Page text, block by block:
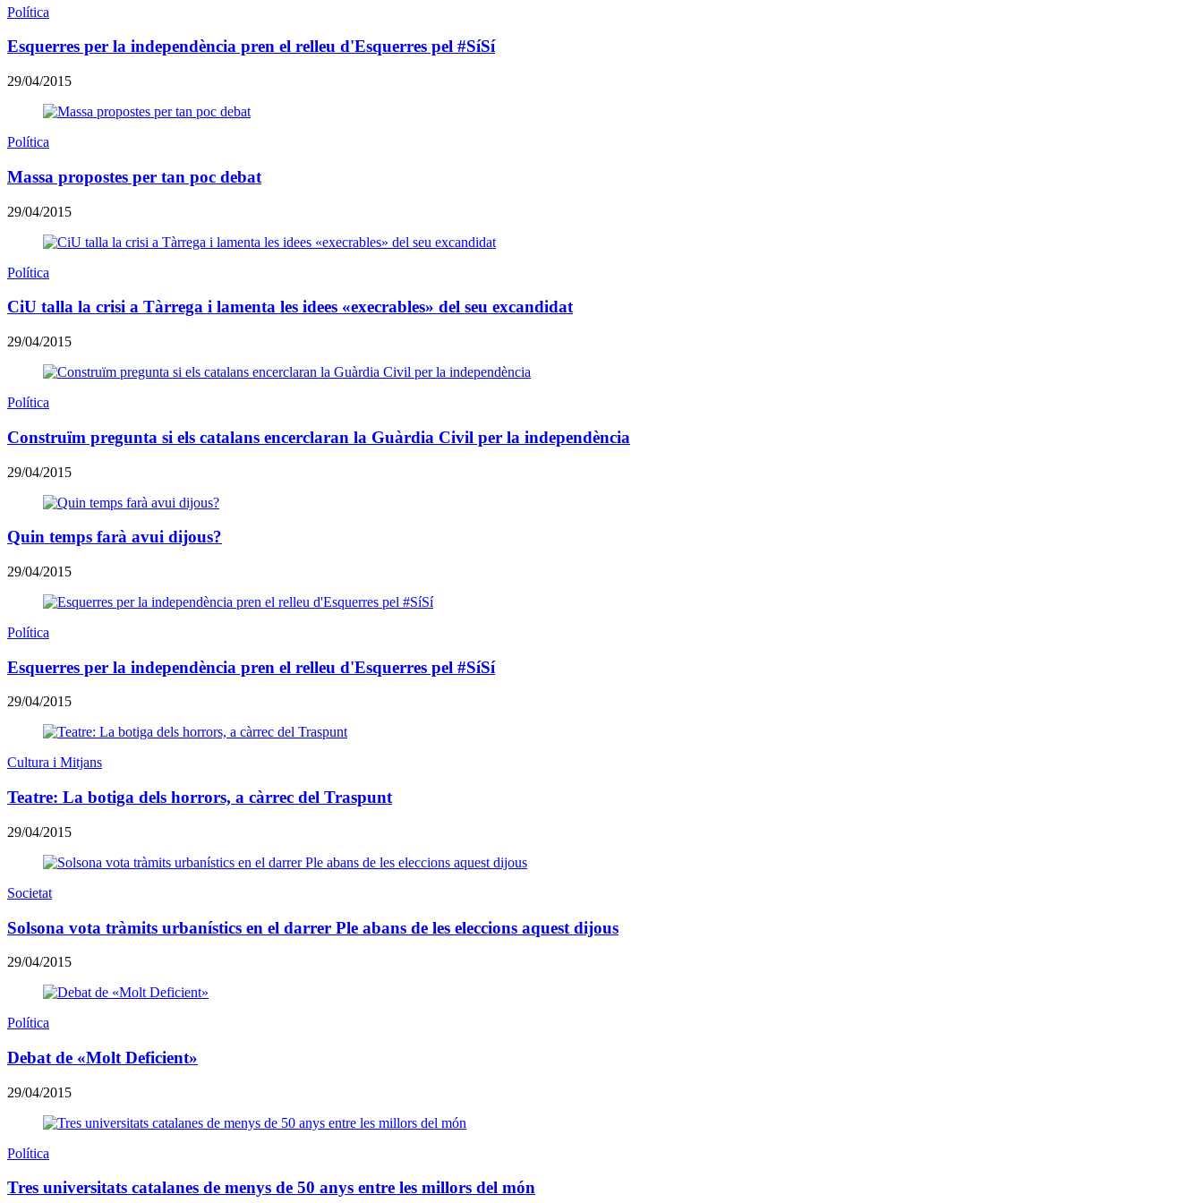
Política
Esquerres per la independència pren el relleu d'Esquerres pel #SíSí
29/04/2015
Política
Massa propostes per tan poc debat
29/04/2015
Política
CiU talla la crisi a Tàrrega i lamenta les idees «execrables» del seu excandidat
29/04/2015
Política
Construïm pregunta si els catalans encerclaran la Guàrdia Civil per la independència
29/04/2015
Quin temps farà avui dijous?
29/04/2015
Política
Esquerres per la independència pren el relleu d'Esquerres pel #SíSí
29/04/2015
Cultura i Mitjans
Teatre: La botiga dels horrors, a càrrec del Traspunt
29/04/2015
Societat
Solsona vota tràmits urbanístics en el darrer Ple abans de les eleccions aquest dijous
29/04/2015
Política
Debat de «Molt Deficient»
29/04/2015
Política
Tres universitats catalanes de menys de 50 anys entre les millors del món